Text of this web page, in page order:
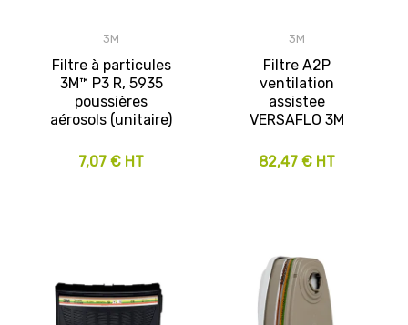
3M
Filtre à particules
3M™ P3 R, 5935
poussières
aérosols (unitaire)
7,07 € HT
3M
Filtre A2P
ventilation
assistee
VERSAFLO 3M
82,47 € HT